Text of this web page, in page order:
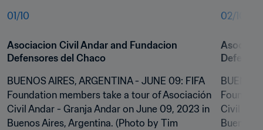
01 /10
Asociacion Civil Andar and Fundacion
Defensores del Chaco
BUENOS AIRES, ARGENTINA - JUNE 09: FIFA
Foundation members take a tour of Asociación
Civil Andar - Granja Andar on June 09, 2023 in
Buenos Aires, Argentina. (Photo by Tim
02/10
BUENOS
Civil
Buenos